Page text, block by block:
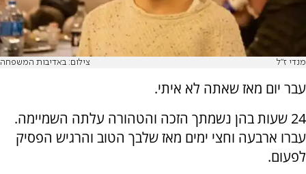
מנדי ז"ל צילום: באדיבות המשפחה
עבר יום מאז שאתה לא איתי.
24 שעות בהן נשמתך הזכה והטהורה עלתה השמיימה.
עברו ארבעה וחצי ימים מאז שלבך הטוב והרגיש הפסיק
לפעום.